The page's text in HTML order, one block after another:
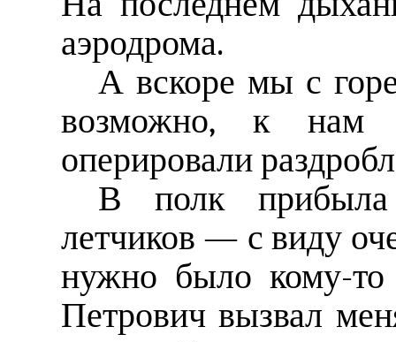
аэродрома.
А вскоре мы с
возможно, к нам
оперировали
В полк прибыла
летчиков — с виду
нужно было кому-то
Петрович вызвал